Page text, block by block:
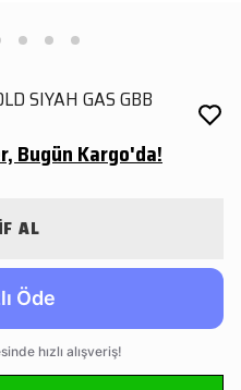
SIYAH GAS GBB
Bugün Kargo'da!
AL